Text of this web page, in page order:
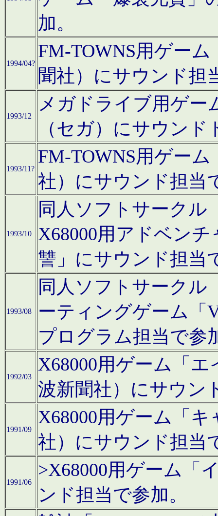
加。
1994/04?
FM-TOWNS用ゲー
聞社）にサウンド担
1993/12
メガドライブ用ゲー
（セガ）にサウン
1993/11?
FM-TOWNS用ゲー
社）にサウンド担当
1993/10
同人ソフトサークル
X68000用アドベン
讐」にサウンド担当
1993/08
同人ソフトサークル
ーティングゲーム「
プログラム担当で参
1992/03
X68000用ゲーム「
波新聞社）にサウン
1991/09
X68000用ゲーム「
社）にサウンド担当
1991/06
>X68000用ゲーム「
ンド担当で参加。